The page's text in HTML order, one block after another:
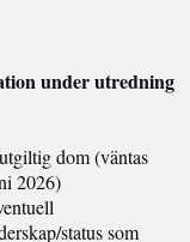
under utredning
dom (väntas
2026)
status som